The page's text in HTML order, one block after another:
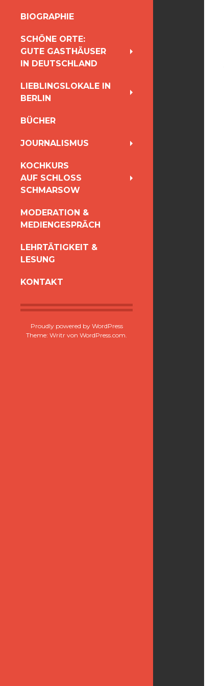
SPRINGEN
BIOGRAPHIE
SCHÖNE ORTE:
GUTE GASTHÄUSER
IN DEUTSCHLAND
LIEBLINGSLOKALE IN
BERLIN
BÜCHER
JOURNALISMUS
KOCHKURS
AUF SCHLOSS
SCHMARSOW
MODERATION &
MEDIENGESPRÄCH
LEHRTÄTIGKEIT &
LESUNG
KONTAKT
Proudly powered by WordPress
Theme: Writr von WordPress.com.